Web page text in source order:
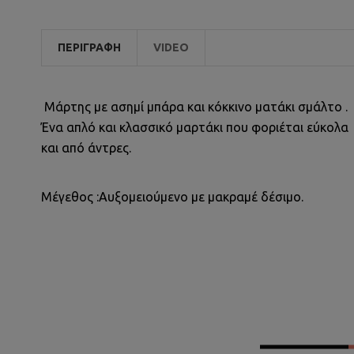
ΠΕΡΙΓΡΑΦΉ VIDEO
Μάρτης με ασημί μπάρα και κόκκινο ματάκι σμάλτο .
Ένα απλό και κλασσικό μαρτάκι που φοριέται εύκολα
και από άντρες.
Μέγεθος :Αυξομειούμενο με μακραμέ δέσιμο.